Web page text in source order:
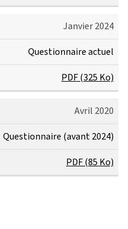
Janvier 2024
Questionnaire actuel
PDF (325 Ko)
Avril 2020
Questionnaire (avant 2024)
PDF (85 Ko)